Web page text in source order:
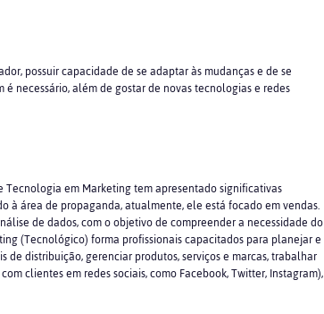
possuir capacidade de se adaptar às mudanças e de se
necessário, além de gostar de novas tecnologias e redes
em Marketing tem apresentado significativas
à área de propaganda, atualmente, ele está focado em vendas.
de dados, com o objetivo de compreender a necessidade do
(Tecnológico) forma profissionais capacitados para planejar e
distribuição, gerenciar produtos, serviços e marcas, trabalhar
clientes em redes sociais, como Facebook, Twitter, Instagram),